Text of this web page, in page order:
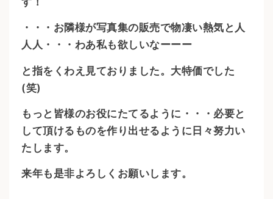
・・・お隣様が写真集の販売で物凄い熱気と人
人人・・・わあ私も欲しいなーーー
と指をくわえ見ておりました。大特価でした
(笑)
もっと皆様のお役にたてるように・・・必要と
して頂けるものを作り出せるように日々努力い
たします。
来年も是非よろしくお願いします。